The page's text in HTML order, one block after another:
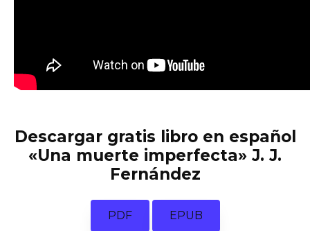
Descargar gratis libro en español
«Una muerte imperfecta» J. J.
Fernández
PDF EPUB